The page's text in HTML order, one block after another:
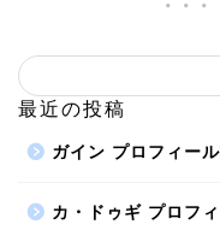
最近の投稿
ガイン プロフィー
カ・ドゥギ プロフ